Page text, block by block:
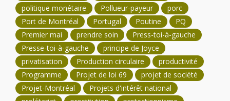
politique monétaire
Pollueur-payeur
porc
Port de Montréal
Portugal Poutine
PQ
Premier mai
prendre soin
Press-toi-à-gauche
Presse-toi-à-gauche
principe de Joyce
privatisation
Production circulaire
productivité
Programme
Projet de loi 69
projet de société
Projet-Montréal
Projets d'intérêt national